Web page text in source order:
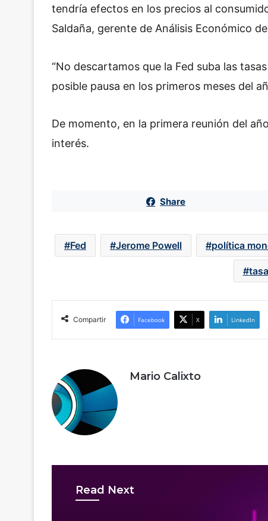
tendría efectos en los precios al
Saldaña, gerente de Análisis Económico
“No descartamos que la Fed suba las
posible pausa en los primeros meses del
De momento, en la primera reunión del
interés.
Share
Fed Jerome Powell política
Compartir Facebook X LinkedIn
Mario Calixto
Read Next